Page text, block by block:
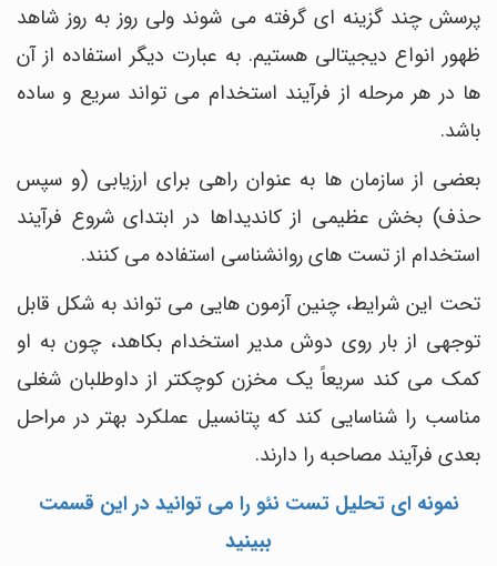
پرسش چند گزینه ای گرفته می شوند ولی روز به روز شاهد
ظهور انواع دیجیتالی هستیم. به عبارت دیگر استفاده از آن
ها در هر مرحله از فرآیند استخدام می تواند سریع و ساده
باشد.
بعضی از سازمان ها به عنوان راهی برای ارزیابی (و سپس
حذف) بخش عظیمی از کاندیداها در ابتدای شروع فرآیند
استخدام از تست های روانشناسی استفاده می کنند.
تحت این شرایط، چنین آزمون هایی می تواند به شکل قابل
توجهی از بار روی دوش مدیر استخدام بکاهد، چون به او
کمک می کند سریعاً یک مخزن کوچکتر از داوطلبان شغلی
مناسب را شناسایی کند که پتانسیل عملکرد بهتر در مراحل
بعدی فرآیند مصاحبه را دارند.
نمونه ای تحلیل تست نئو را می توانید در این قسمت
ببینید